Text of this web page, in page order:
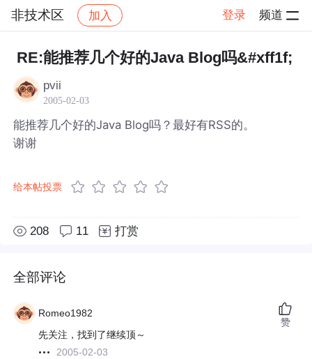
非技术区 加入 登录 频道
社区 非技术区 帖子详情
RE:能推荐几个好的Java Blog吗&#xff1f;
pvii
2005-02-03
能推荐几个好的Java Blog吗？最好有RSS的。
谢谢
给本帖投票
208 11 打赏
全部评论
Romeo1982
先关注，找到了继续顶～
2005-02-03
赞